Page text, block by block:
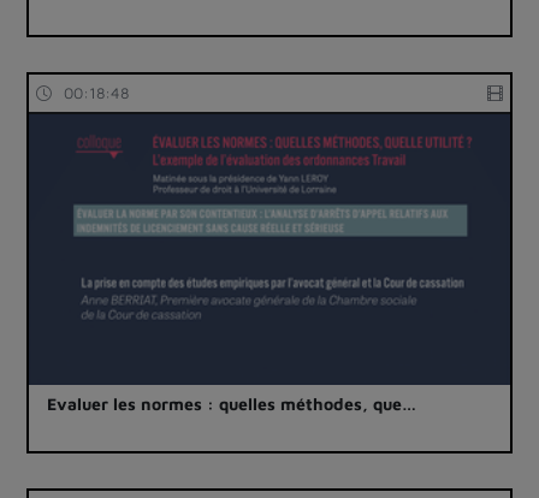
00:18:48
Evaluer les normes : quelles méthodes, que…